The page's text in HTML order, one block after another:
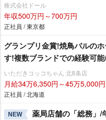
株式会社ドール
年収500万円～700万円
正社員 / 東京都
グランプリ金賞!焼鳥バルの
す!複数ブランドでの経験可
いただきコッコちゃん 北8条店
月給34万6,350円～45万5,000円
正社員 / 北海道
NEW 薬局店舗の「総務」/